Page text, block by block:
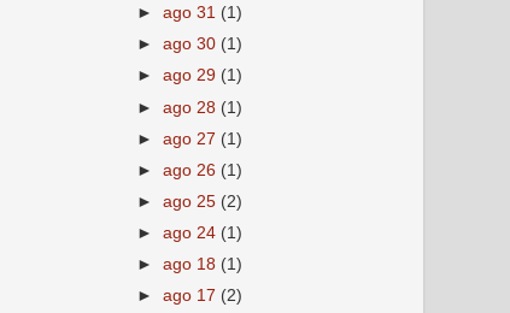
►ago 31 (1)
►ago 30 (1)
►ago 29 (1)
►ago 28 (1)
►ago 27 (1)
►ago 26 (1)
►ago 25 (2)
►ago 24 (1)
►ago 18 (1)
►ago 17 (2)